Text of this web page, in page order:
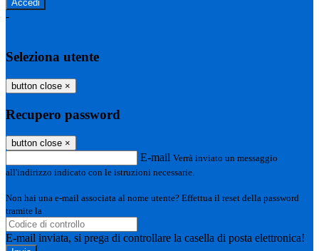
-
Seleziona utente
button close ×
Recupero password
button close ×
E-mail Verrà inviato un messaggio
all'indirizzo indicato con le istruzioni necessarie.
Non hai una e-mail associata al nome utente? Effettua il reset della password
tramite la
E-mail inviata, si prega di controllare la casella di posta elettronica!